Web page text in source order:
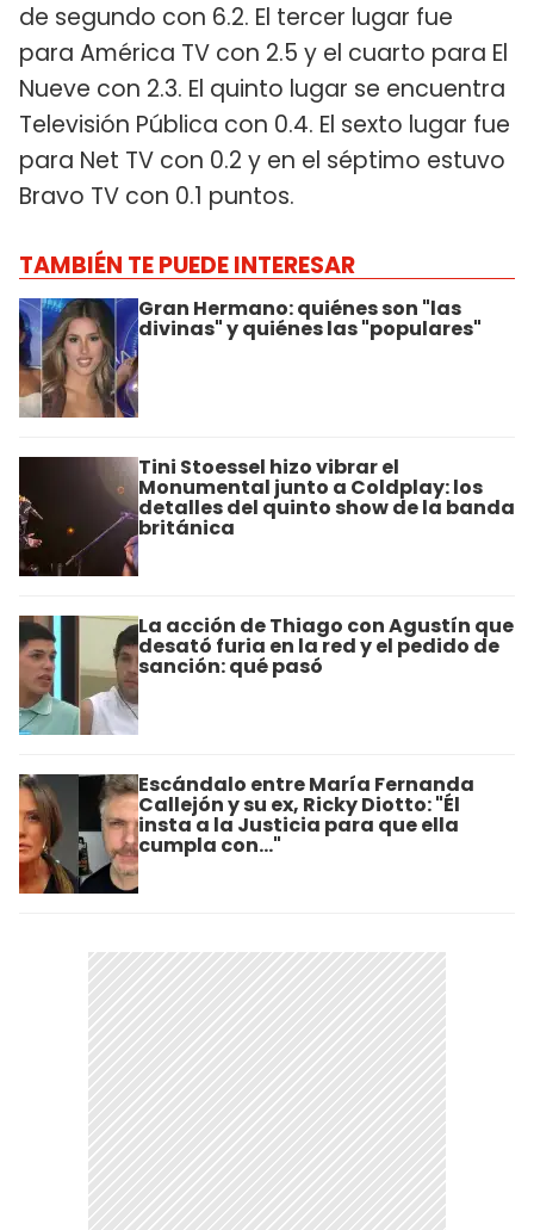
de segundo con 6.2. El tercer lugar fue
para América TV con 2.5 y el cuarto para El
Nueve con 2.3. El quinto lugar se encuentra
Televisión Pública con 0.4. El sexto lugar fue
para Net TV con 0.2 y en el séptimo estuvo
Bravo TV con 0.1 puntos.
TAMBIÉN TE PUEDE INTERESAR
Gran Hermano: quiénes son "las
divinas" y quiénes las "populares"
Tini Stoessel hizo vibrar el
Monumental junto a Coldplay: los
detalles del quinto show de la banda
británica
La acción de Thiago con Agustín que
desató furia en la red y el pedido de
sanción: qué pasó
Escándalo entre María Fernanda
Callejón y su ex, Ricky Diotto: "Él
insta a la Justicia para que ella
cumpla con..."